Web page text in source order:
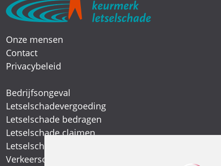
Onze mensen
Contact
Privacybeleid
Bedrijfsongeval
Letselschadevergoeding
Letselschade bedragen
Letselschade claimen
Letselschade expert
Verkeersongeval